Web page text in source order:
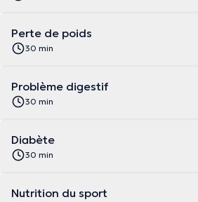
Perte de poids
30 min
Problème digestif
30 min
Diabète
30 min
Nutrition du sport